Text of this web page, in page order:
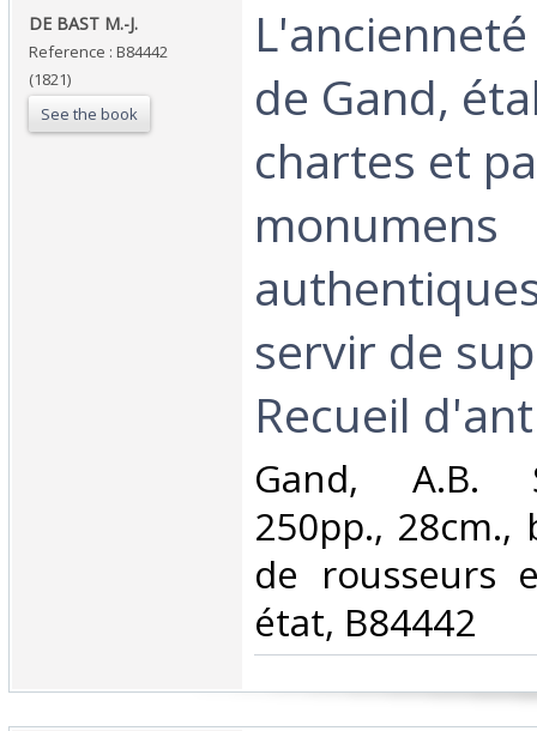
‎DE BAST M.-J.‎
Reference : B84442
(1821)
See the book
de Gand,
chartes et
monumens
servir de
Recueil
‎Gand, A.B.
250pp.,
de rousseurs
état, B84442‎